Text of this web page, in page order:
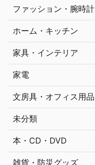
ファッション・腕時計
ホーム・キッチン
家具・インテリア
家電
文房具・オフィス用品
未分類
本・CD・DVD
雑貨・防災グッズ